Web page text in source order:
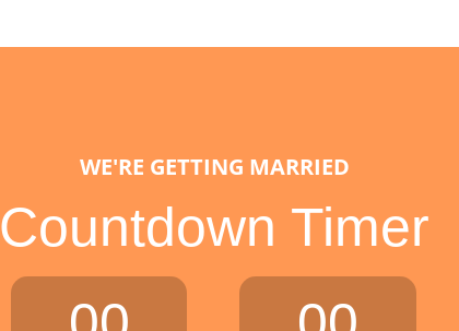
WE'RE GETTING MARRIED
Countdown Timer